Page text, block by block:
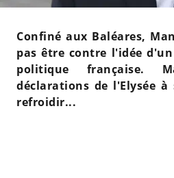
Confiné aux Baléares,
pas être contre l'idée
politique française.
déclarations de l'Elysée
refroidir...